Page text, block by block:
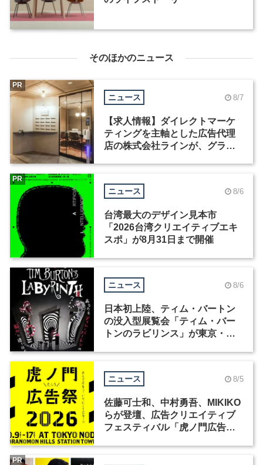
そのほかのニュース
ニュース 8/7
【求人情報】ダイレクトマーケ
ティングを主軸とした広告代理
店の株式会社ラインが、グラフ
PR
ニュース 8/6
台湾最大のデザイン見本市
「2026台湾クリエイティブエキ
スポ」が8月31日まで開催
PR
ニュース 8/6
日本初上陸、ティム・バートン
の没入型展覧会「ティム・バー
トンのラビリンス」が東京・豊
ニュース 8/5
佐藤可士和、中村勇吾、MIKIKO
らが登壇、広告クリエイティブ
フェスティバル「虎ノ門広告
PR